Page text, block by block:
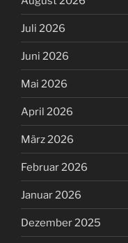
Juli 2026
Juni 2026
Mai 2026
April 2026
März 2026
Februar 2026
Januar 2026
Dezember 2025